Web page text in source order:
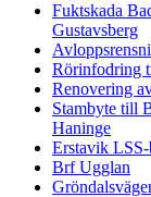
Fuktskada
Gustavsberg
Rörinfodring
Renovering
Stambyte till
Haninge
Erstavik LSS-
Brf Ugglan